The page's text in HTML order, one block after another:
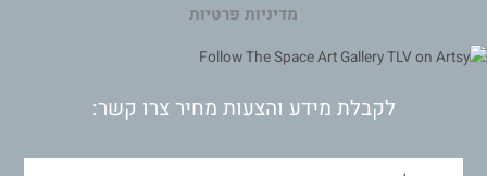
מדיניות פרטיות
לקבלת מידע והצעות מחיר צרו קשר: